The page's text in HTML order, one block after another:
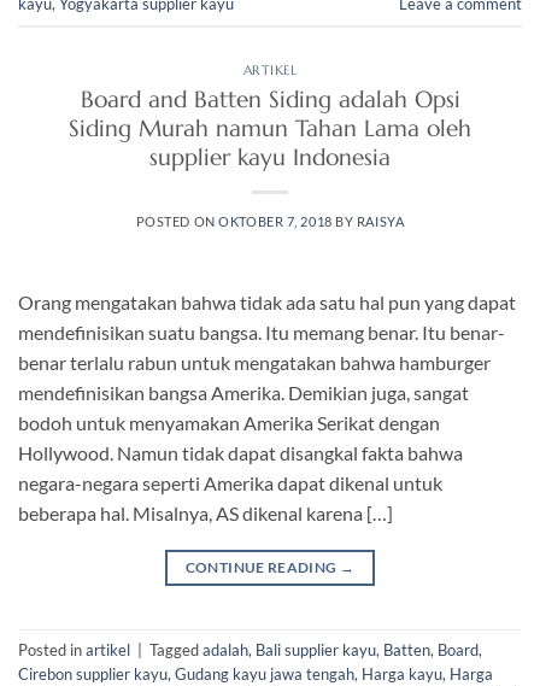
kayu, Yogyakarta supplier kayu Leave a comment
ARTIKEL
Board and Batten Siding adalah Opsi
Siding Murah namun Tahan Lama oleh
supplier kayu Indonesia
POSTED ONOKTOBER 7, 2018 BY RAISYA
Orang mengatakan bahwa tidak ada satu hal pun yang dapat
mendefinisikan suatu bangsa. Itu memang benar. Itu benar-
benar terlalu rabun untuk mengatakan bahwa hamburger
mendefinisikan bangsa Amerika. Demikian juga, sangat
bodoh untuk menyamakan Amerika Serikat dengan
Hollywood. Namun tidak dapat disangkal fakta bahwa
negara-negara seperti Amerika dapat dikenal untuk
beberapa hal. Misalnya, AS dikenal karena […]
CONTINUE READING →
Posted inartikel Taggedadalah, Bali supplier kayu, Batten, Board,
Cirebon supplier kayu, Gudang kayu jawa tengah, Harga kayu, Harga